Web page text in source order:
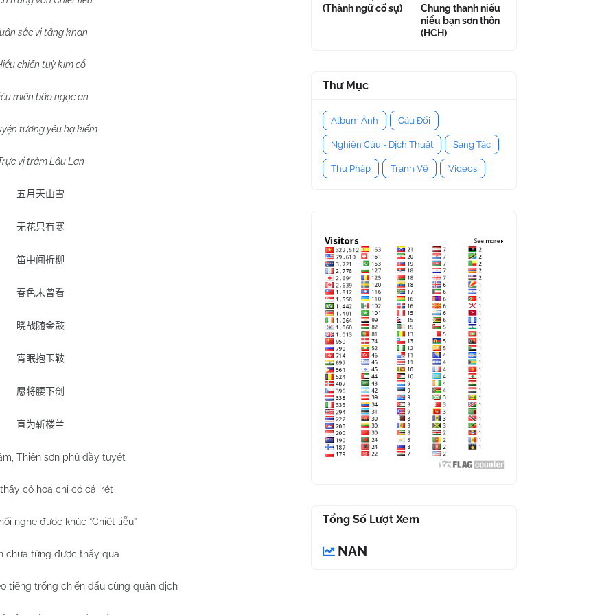
sắc vị tằng khan
chiến tuỳ kim cổ
miên bão ngọc an
tương yêu hạ kiếm
vị trảm Lâu Lan
五月天山雪
无花只有寒
笛中闻折柳
春色未曾看
晓战随金鼓
宵眠抱玉鞍
愿将腰下剑
直为斩楼兰
Thiên sơn phủ đầy tuyết
cỏ hoa chỉ có cái rét
nghe được khúc “Chiết liễu”
chưa từng được thấy qua
tiếng trống chiến đấu cùng quân địch
(Thành ngữ cố sự)
Chung thanh niểu
niểu bạn sơn thôn
(HCH)
Thư Mục
Album Ảnh Câu Đối
Nghiên Cứu - Dịch Thuật Sáng Tác
Thư Pháp Tranh Vẽ Videos
Tổng Số Lượt Xem
NAN